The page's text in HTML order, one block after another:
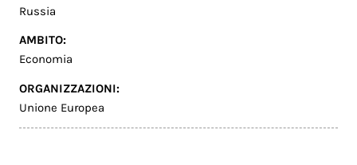
Russia
AMBITO:
Economia
ORGANIZZAZIONI:
Unione Europea